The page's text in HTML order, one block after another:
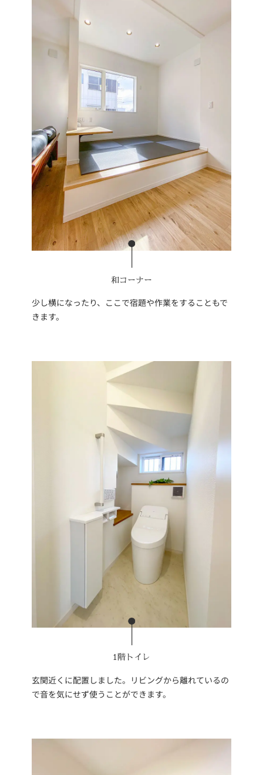
和コーナー
少し横になったり、ここで宿題や作業をすることもで
きます。
1階トイレ
玄関近くに配置しました。リビングから離れているの
で音を気にせず使うことができます。